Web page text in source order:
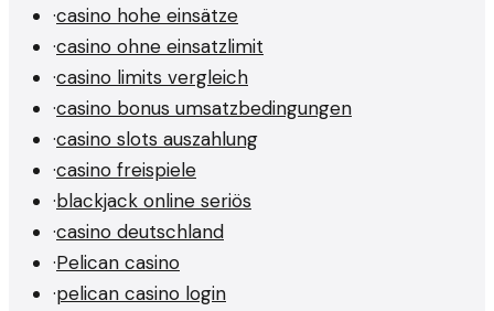
·casino hohe einsätze
·casino ohne einsatzlimit
·casino limits vergleich
·casino bonus umsatzbedingungen
·casino slots auszahlung
·casino freispiele
·blackjack online seriös
·casino deutschland
·Pelican casino
·pelican casino login